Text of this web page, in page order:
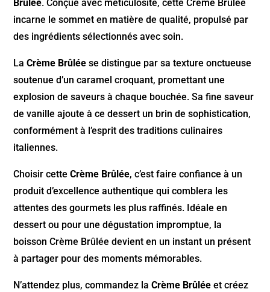
Brûlée. Conçue avec méticulosité, cette Crème Brûlée
incarne le sommet en matière de qualité, propulsé par
des ingrédients sélectionnés avec soin.
LaCrème Brûlée se distingue par sa texture onctueuse
soutenue d’un caramel croquant, promettant une
explosion de saveurs à chaque bouchée. Sa fine saveur
de vanille ajoute à ce dessert un brin de sophistication,
conformément à l’esprit des traditions culinaires
italiennes.
Choisir cetteCrème Brûlée, c’est faire confiance à un
produit d’excellence authentique qui comblera les
attentes des gourmets les plus raffinés. Idéale en
dessert ou pour une dégustation impromptue, la
boisson Crème Brûlée devient en un instant un présent
à partager pour des moments mémorables.
N’attendez plus, commandez laCrème Brûlée et créez